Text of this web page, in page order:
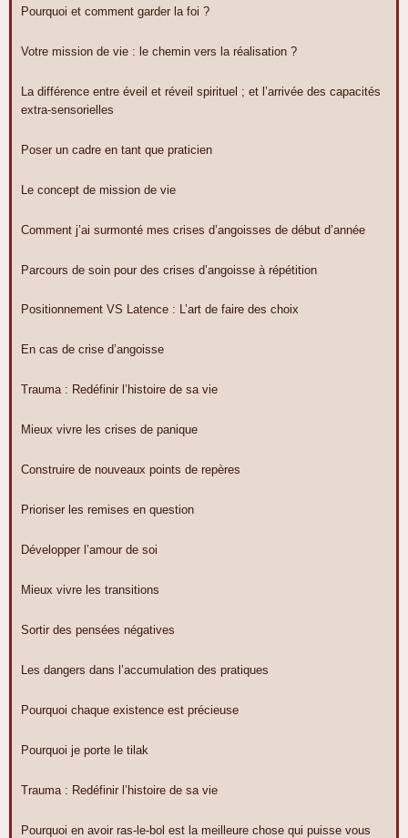
Pourquoi et comment garder la foi ?
Votre mission de vie : le chemin vers la réalisation ?
La différence entre éveil et réveil spirituel ; et l’arrivée des capacités
extra-sensorielles
Poser un cadre en tant que praticien
Le concept de mission de vie
Comment j’ai surmonté mes crises d’angoisses de début d’année
Parcours de soin pour des crises d’angoisse à répétition
Positionnement VS Latence : L’art de faire des choix
En cas de crise d’angoisse
Trauma : Redéfinir l’histoire de sa vie
Mieux vivre les crises de panique
Construire de nouveaux points de repères
Prioriser les remises en question
Développer l’amour de soi
Mieux vivre les transitions
Sortir des pensées négatives
Les dangers dans l’accumulation des pratiques
Pourquoi chaque existence est précieuse
Pourquoi je porte le tilak
Trauma : Redéfinir l’histoire de sa vie
Pourquoi en avoir ras-le-bol est la meilleure chose qui puisse vous